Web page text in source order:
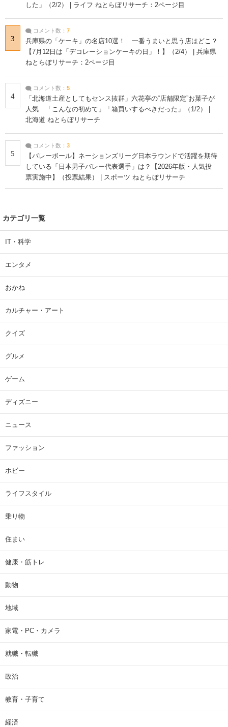
した」（2/2） | ライフ ねとらぼリサーチ：2ページ目
3
コメント数： 7
兵庫県の「ケーキ」の名店10選！ 一番うまいと思う店はどこ？
【7月12日は「デコレーションケーキの日」！】（2/4） | 兵庫県
ねとらぼリサーチ：2ページ目
4
コメント数： 5
「北海道土産としてもセンス抜群」六花亭の“店舗限定”お菓子が
人気 「こんなの初めて」「箱買いするべきだった」（1/2） |
北海道 ねとらぼリサーチ
5
コメント数： 3
【バレーボール】ネーションズリーグ日本ラウンドで活躍を期待
している「日本男子バレー代表選手」は？【2026年版・人気投
票実施中】（投票結果） | スポーツ ねとらぼリサーチ
カテゴリ一覧
IT・科学
エンタメ
おかね
カルチャー・アート
クイズ
グルメ
ゲーム
ディズニー
ニュース
ファッション
ホビー
ライフスタイル
乗り物
住まい
健康・筋トレ
動物
地域
家電・PC・カメラ
就職・転職
政治
教育・子育て
経済